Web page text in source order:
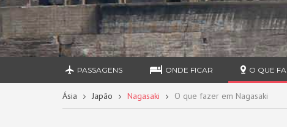
PASSAGENS ONDE FICAR O QUE
Ásia Japão Nagasaki O que fazer em Nagasaki